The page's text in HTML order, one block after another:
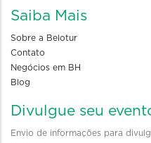
Saiba Mais
Sobre a Belotur
Contato
Negócios em BH
Blog
Divulgue seu
Envio de informações para